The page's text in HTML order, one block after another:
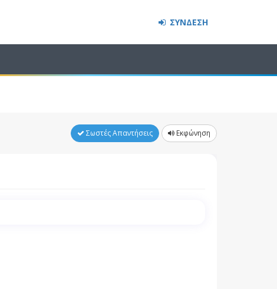
ΣΥΝΔΕΣΗ
Σωστές Απαντήσεις Εκφώνηση